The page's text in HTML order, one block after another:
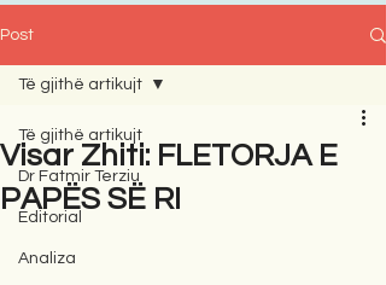
Post
Të gjithë artikujt
Dr Fatmir Terziu
Editorial
Analiza
Të gjithë artikujt
Visar Zhiti: FLETORJA E
PAPËS SË RI